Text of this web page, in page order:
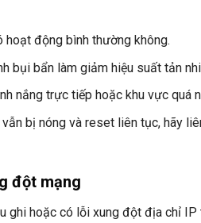
hoạt động bình thường không.
bụi bẩn làm giảm hiệu suất tản
nắng trực tiếp hoặc khu vực quá
bị nóng và reset liên tục, hãy
đột mạng
ghi hoặc có lỗi xung đột địa chỉ